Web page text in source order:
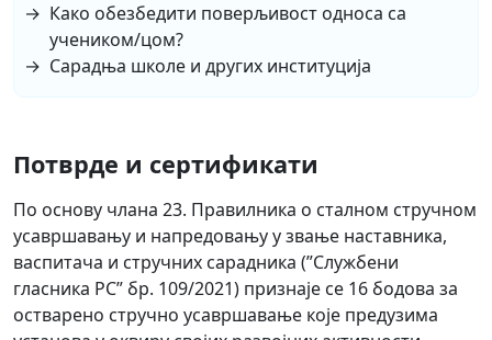
Како обезбедити поверљивост односа са
учеником/цом?
Сарадња школе и других институција
Потврде и сертификати
По основу члана 23. Правилника о сталном стручном
усавршавању и напредовању у звање наставника,
васпитача и стручних сарадника (”Службени
гласника РС” бр. 109/2021) признаје се 16 бодова за
остварено стручно усавршавање које предузима